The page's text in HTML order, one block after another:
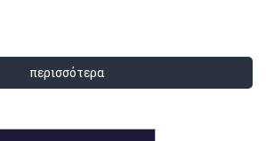
περισσότερα